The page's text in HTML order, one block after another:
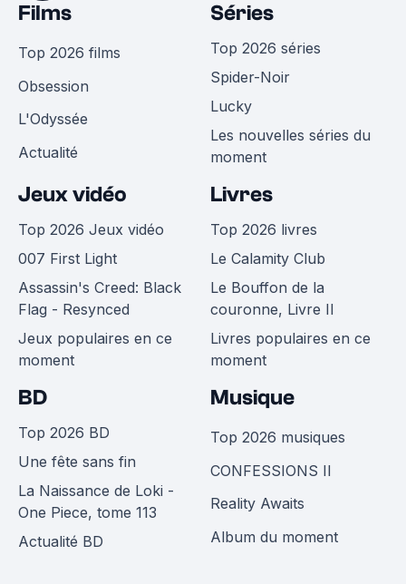
Films
Top 2026 films
Obsession
L'Odyssée
Actualité
Séries
Top 2026 séries
Spider-Noir
Lucky
Les nouvelles séries du
moment
Jeux vidéo
Top 2026 Jeux vidéo
007 First Light
Assassin's Creed: Black
Flag - Resynced
Jeux populaires en ce
moment
Livres
Top 2026 livres
Le Calamity Club
Le Bouffon de la
couronne, Livre II
Livres populaires en ce
moment
BD
Top 2026 BD
Une fête sans fin
La Naissance de Loki -
One Piece, tome 113
Actualité BD
Musique
Top 2026 musiques
CONFESSIONS II
Reality Awaits
Album du moment